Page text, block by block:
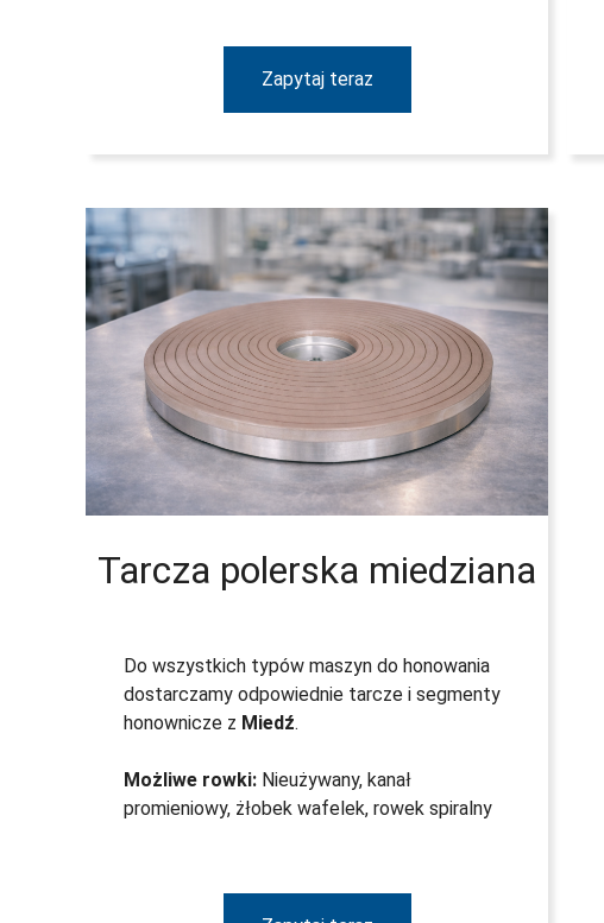
Zapytaj teraz
Tarcza polerska miedziana
Do wszystkich typów maszyn do honowania
dostarczamy odpowiednie tarcze i segmenty
honownicze z Miedź.
Możliwe rowki: Nieużywany, kanał
promieniowy, żłobek wafelek, rowek spiralny